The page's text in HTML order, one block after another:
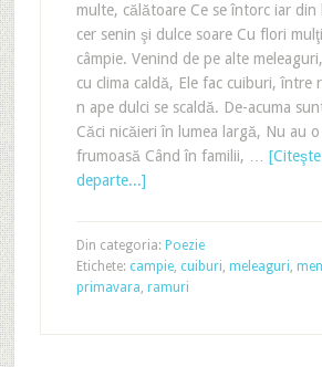
multe, călătoare Ce se întorc iar din
cer senin şi dulce soare Cu flori
câmpie. Venind de pe alte
cu clima caldă, Ele fac cuiburi, între
n ape dulci se scaldă. De-acuma
Căci nicăieri în lumea largă, Nu au
frumoasă Când în familii, …
departe...]
Din categoria: Poezie
Etichete: campie, cuiburi, meleaguri,
primavara, ramuri